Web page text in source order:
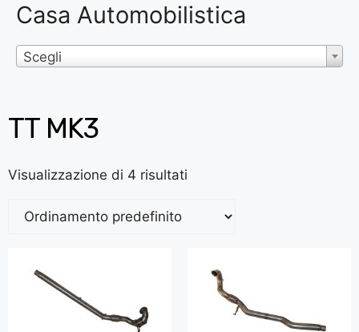
Casa Automobilistica
Scegli
TT MK3
Visualizzazione di 4 risultati